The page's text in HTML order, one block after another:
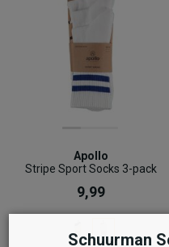
Apollo
Stripe Sport Socks 3-pack
9,99
Schuurman